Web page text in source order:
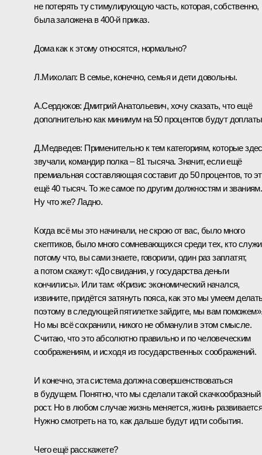
не потерять ту стимулирующую часть, которая, собственно,
была заложена в 400-й приказ.
Дома как к этому относятся, нормально?
Л.Михолап: В семье, конечно, семья и дети довольны.
А.Сердюков: Дмитрий Анатольевич, хочу сказать, что ещё
дополнительно как минимум на 50 процентов будут
Д.Медведев: Применительно к тем категориям, которые
звучали, командир полка – 81 тысяча. Значит, если ещё
премиальная составляющая составит до 50 процентов, то
ещё 40 тысяч. То же самое по другим должностям и званиям.
Ну что же? Ладно.
Когда всё мы это начинали, не скрою от вас, было много
скептиков, было много сомневающихся среди тех, кто
потому что, вы сами знаете, говорили, один раз заплатят,
а потом скажут: «До свидания, у государства деньги
кончились». Или там: «Кризис экономический начался,
извините, придётся затянуть пояса, как это мы умеем
поэтому в следующей пятилетке зайдите, мы вам
Но мы всё сохранили, никого не обманули в этом смысле.
Считаю, что это абсолютно правильно и по человеческим
соображениям, и исходя из государственных соображений.
И конечно, эта система должна совершенствоваться
в будущем. Понятно, что мы сделали такой скачкообразный
рост. Но в любом случае жизнь меняется, жизнь
Нужно смотреть на то, как дальше будут идти события.
Чего ещё расскажете?